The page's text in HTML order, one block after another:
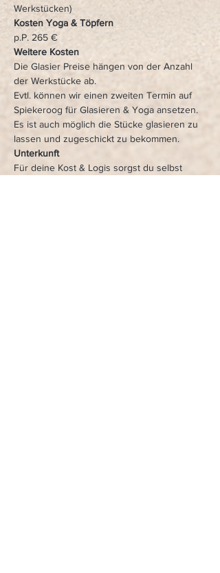
Werkstücken)
Kosten Yoga & Töpfern
p.P. 265 €
Weitere Kosten
Die Glasier Preise hängen von der Anzahl
der Werkstücke ab.
Evtl. können wir einen zweiten Termin auf
Spiekeroog für Glasieren & Yoga ansetzen.
Es ist auch möglich die Stücke glasieren zu
lassen und zugeschickt zu bekommen.
Unterkunft
Für deine Kost & Logis sorgst du selbst